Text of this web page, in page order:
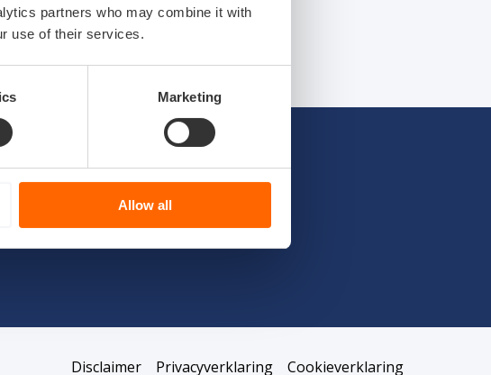
partners who may combine it with
use of their services.
Marketing
Allow all
Disclaimer Privacyverklaring Cookieverklaring